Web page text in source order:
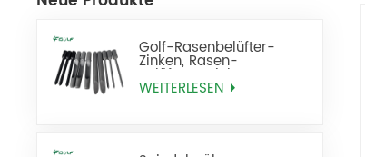
Golf-Rasenbelüfter-
Zinken, Rasen-
Belüftungszinken, Ersatz
WEITERLESEN